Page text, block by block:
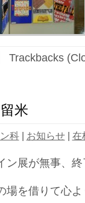
Trackbacks
米
科| お知らせ| 在
ン展が無事、
場を借りて心